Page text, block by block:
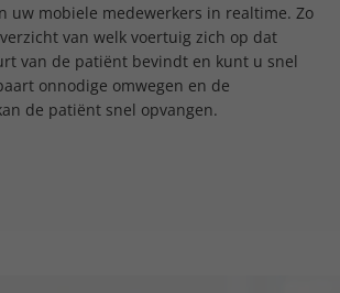
uw mobiele medewerkers in realtime. Zo
van welk voertuig zich op dat
van de patiënt bevindt en kunt u snel
onnodige omwegen en de
de patiënt snel opvangen.